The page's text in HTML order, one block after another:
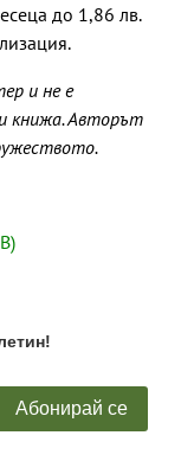
до 1,86 лв.
и не е
книжа. Авторът